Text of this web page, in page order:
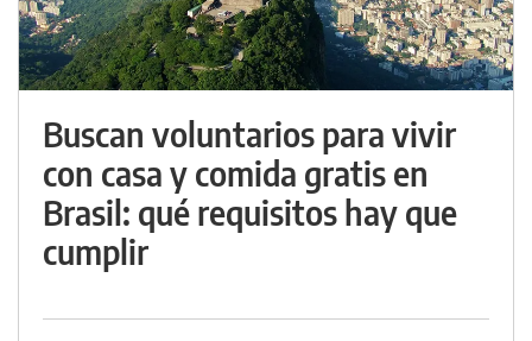
Buscan voluntarios para vivir
con casa y comida gratis en
Brasil: qué requisitos hay que
cumplir